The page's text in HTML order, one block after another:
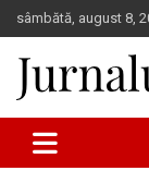
Skip
to
content
sâmbătă, august 8,
Jurnalul